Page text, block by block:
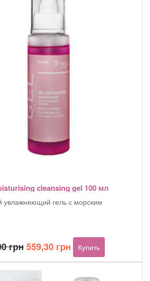
cleansing gel 100 мл
гель с морским
грн Первоначальная
цена
составляла
559,30 грнТекущая
цена:
Купить